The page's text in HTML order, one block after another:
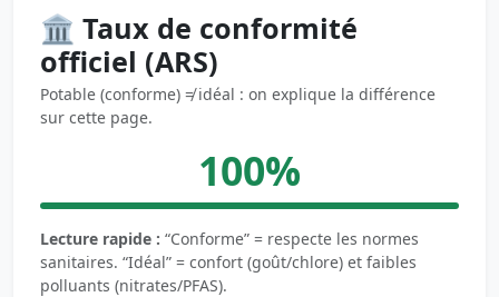
🏛️ Taux de conformité
officiel (ARS)
Potable (conforme) ≠ idéal : on explique la différence
sur cette page.
100%
Lecture rapide : “Conforme” = respecte les normes
sanitaires. “Idéal” = confort (goût/chlore) et faibles
polluants (nitrates/PFAS).